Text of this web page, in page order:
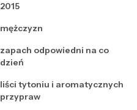
2015
mężczyzn
zapach odpowiedni na co
dzień
liści tytoniu i aromatycznych
przypraw